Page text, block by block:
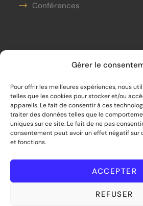
Gérer le
Pour offrir les meilleures expériences, nous
telles que les cookies pour stocker et/ou
appareils. Le fait de consentir à ces
traiter des données telles que le
uniques sur ce site. Le fait de ne pas
consentement peut avoir un effet négatif sur
et fonctions.
ACCEPTER
REFUSER
Conférences
06.21.20.80.19
Siège social :
33 bis rue de Mouras – 33470 Le
©2026Un Objectif pour
droits réservés